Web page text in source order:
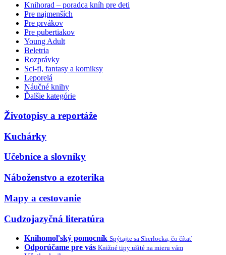
Knihorad – poradca kníh pre deti
Pre najmenších
Pre prvákov
Pre pubertiakov
Young Adult
Beletria
Rozprávky
Sci-fi, fantasy a komiksy
Leporelá
Náučné knihy
Ďalšie kategórie
Životopisy a reportáže
Kuchárky
Učebnice a slovníky
Náboženstvo a ezoterika
Mapy a cestovanie
Cudzojazyčná literatúra
Knihomoľský pomocník Spýtajte sa Sherlocka, čo čítať
Odporúčame pre vás Knižné tipy ušité na mieru vám